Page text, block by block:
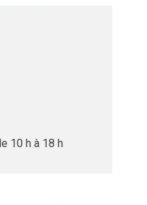
10 h à 18 h